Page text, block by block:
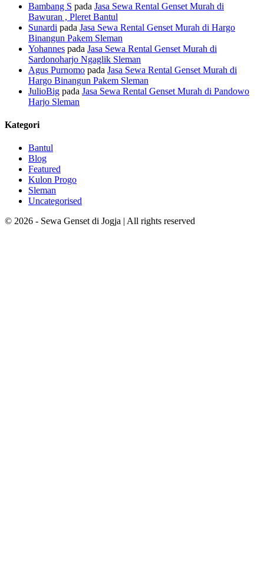
Bambang S pada Jasa Sewa Rental Genset Murah di
Bawuran , Pleret Bantul
Sunardi pada Jasa Sewa Rental Genset Murah di Hargo
Binangun Pakem Sleman
Yohannes pada Jasa Sewa Rental Genset Murah di
Sardonoharjo Ngaglik Sleman
Agus Purnomo pada Jasa Sewa Rental Genset Murah di
Hargo Binangun Pakem Sleman
JulioBig pada Jasa Sewa Rental Genset Murah di Pandowo
Harjo Sleman
Kategori
Bantul
Blog
Featured
Kulon Progo
Sleman
Uncategorised
© 2026 - Sewa Genset di Jogja | All rights reserved